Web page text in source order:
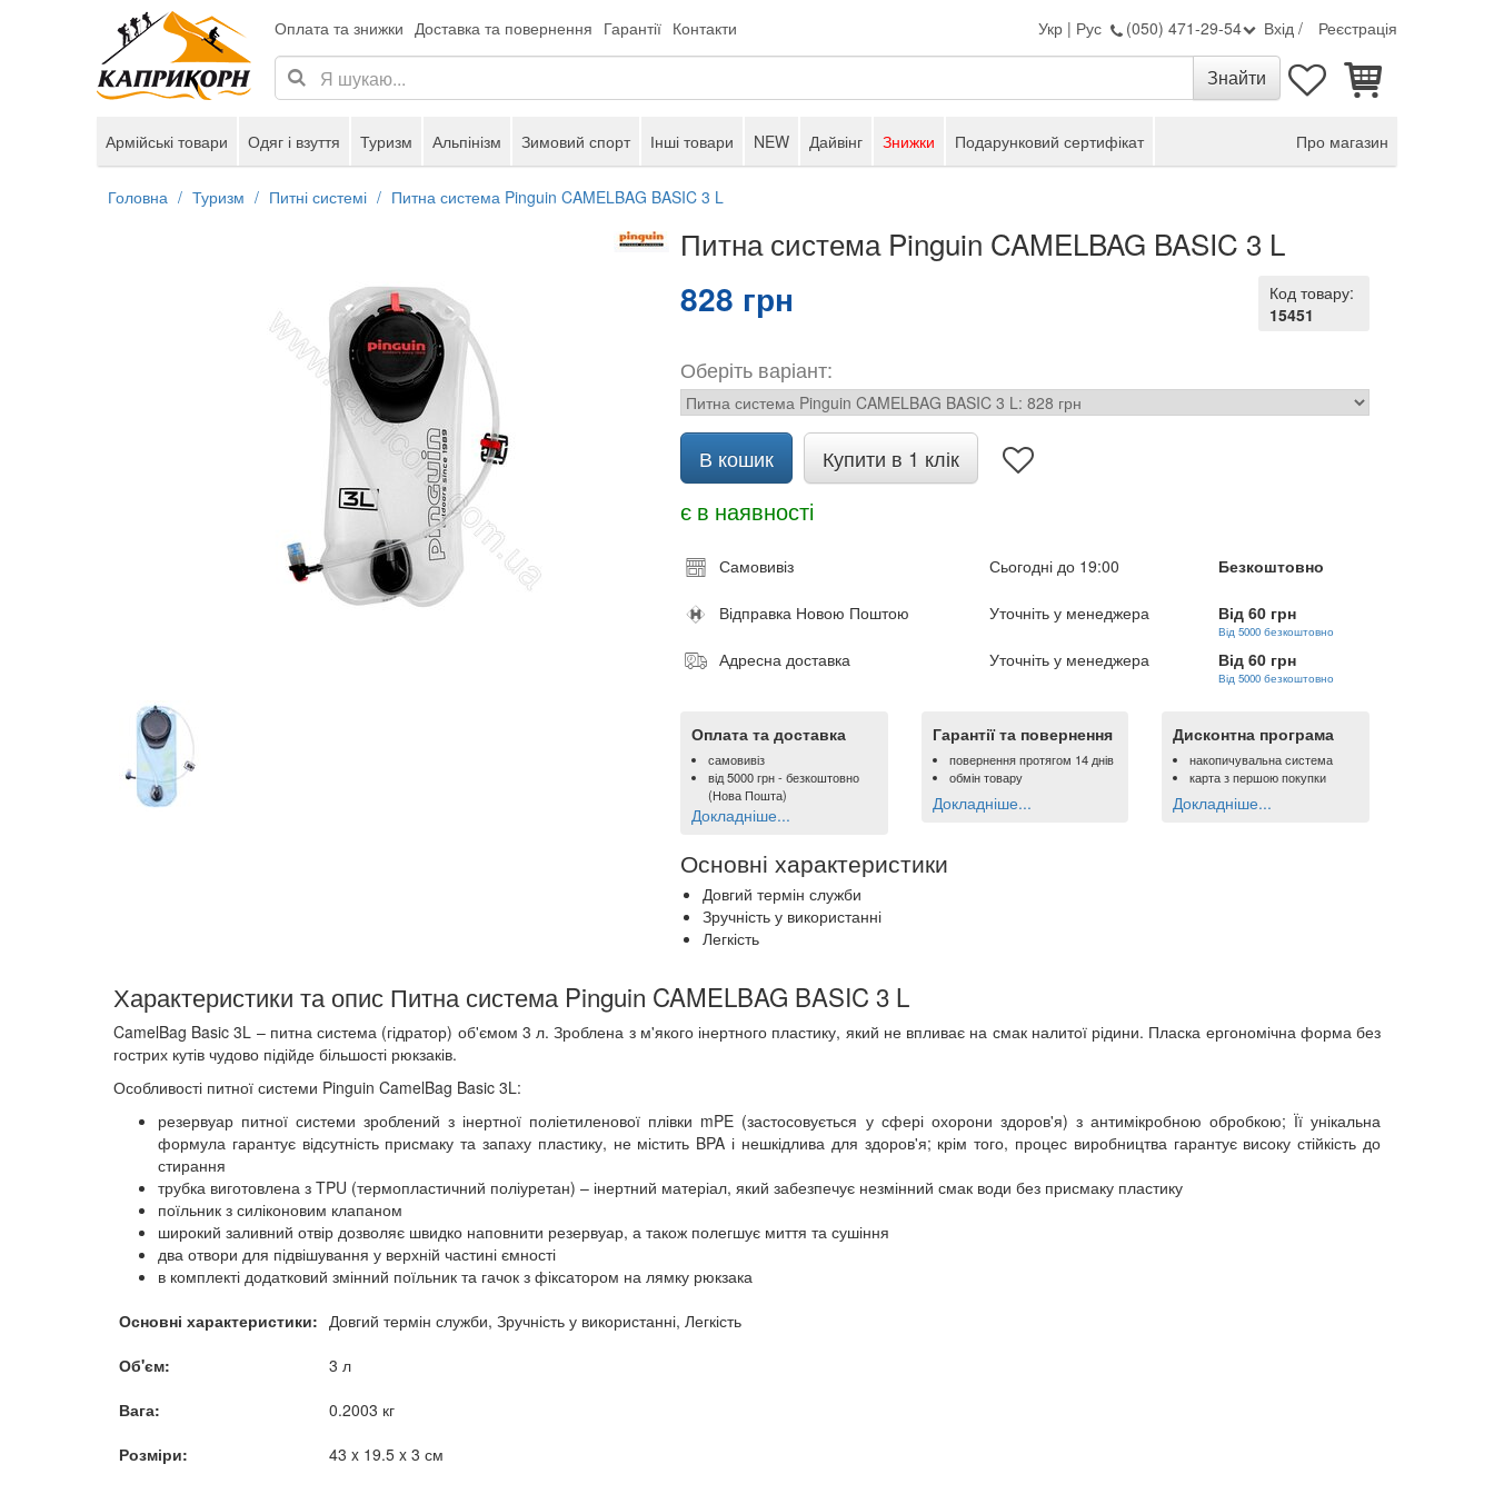
Оплата та знижки Доставка та повернення Гарантії Контакти Укр | Рус (050) 471-29-54 Вхід / Реєстрація
Армійські товари Одяг і взуття Туризм Альпінізм Зимовий спорт Інші товари NEW Дайвінг Знижки Подарунковий сертифікат Про магазин
Головна Туризм Питні системі Питна система Pinguin CAMELBAG BASIC 3 L
Питна система Pinguin CAMELBAG BASIC 3 L
Код товару:
15451
828 грн
Оберіть варіант:
В кошик Купити в 1 клік
є в наявності
Самовивіз Сьогодні до 19:00 Безкоштовно
Відправка Новою Поштою Уточніть у менеджера Від 60 грн
Від 5000 безкоштовно
Адресна доставка Уточніть у менеджера Від 60 грн
Від 5000 безкоштовно
Оплата та доставка
самовивіз
від5000 грн- безкоштовно
(Нова Пошта)
Докладніше...
Гарантії та повернення
повернення протягом 14 днів
обмін товару
Докладніше...
Дисконтна програма
накопичувальна система
карта з першою покупки
Докладніше...
Основні характеристики
Довгий термін служби
Зручність у використанні
Легкість
Характеристики та опис Питна система Pinguin CAMELBAG BASIC 3 L
CamelBag Basic 3L – питна система (гідратор) об'ємом 3 л. Зроблена з м'якого інертного пластику, який не впливає на смак налитої рідини. Пласка ергономічна форма без
гострих кутів чудово підійде більшості рюкзаків.
Особливості питної системи Pinguin CamelBag Basic 3L:
резервуар питної системи зроблений з інертної поліетиленової плівки mPE (застосовується у сфері охорони здоров'я) з антимікробною обробкою; Її унікальна
формула гарантує відсутність присмаку та запаху пластику, не містить BPA і нешкідлива для здоров'я; крім того, процес виробництва гарантує високу стійкість до
стирання
трубка виготовлена з TPU (термопластичний поліуретан) – інертний матеріал, який забезпечує незмінний смак води без присмаку пластику
поїльник з силіконовим клапаном
широкий заливний отвір дозволяє швидко наповнити резервуар, а також полегшує миття та сушіння
два отвори для підвішування у верхній частині ємності
в комплекті додатковий змінний поїльник та гачок з фіксатором на лямку рюкзака
Основні характеристики: Довгий термін служби, Зручність у використанні, Легкість
Об'єм:
3 л
Вага:
0.2003 кг
Розміри:
43 x 19.5 x 3 см